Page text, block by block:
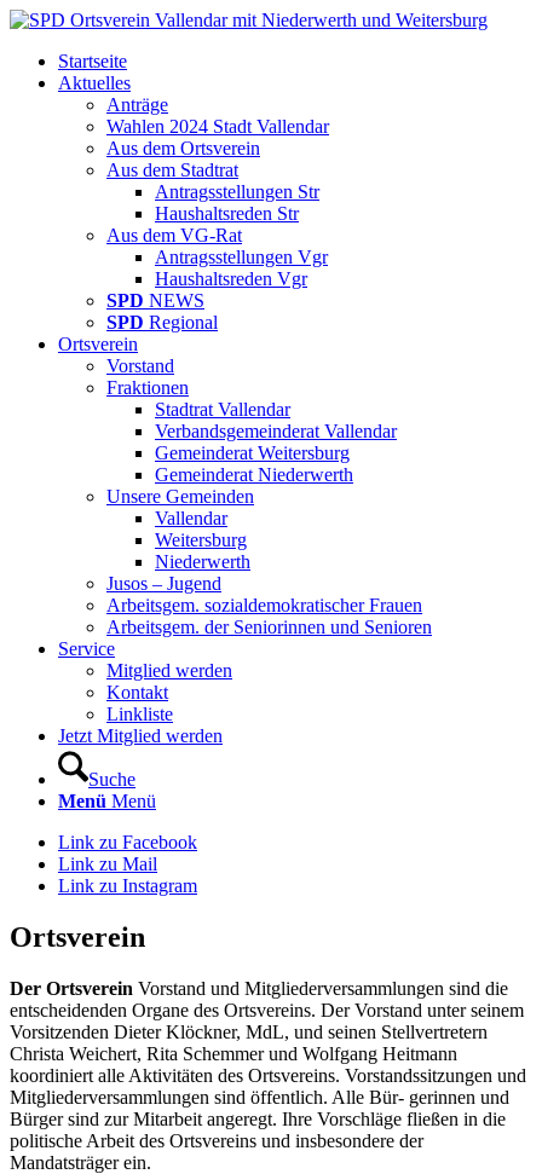
Startseite
Aktuelles
Anträge
Wahlen 2024 Stadt Vallendar
Aus dem Ortsverein
Aus dem Stadtrat
Antragsstellungen Str
Haushaltsreden Str
Aus dem VG-Rat
Antragsstellungen Vgr
Haushaltsreden Vgr
SPD NEWS
SPD Regional
Ortsverein
Vorstand
Fraktionen
Stadtrat Vallendar
Verbandsgemeinderat Vallendar
Gemeinderat Weitersburg
Gemeinderat Niederwerth
Unsere Gemeinden
Vallendar
Weitersburg
Niederwerth
Jusos – Jugend
Arbeitsgem. sozialdemokratischer Frauen
Arbeitsgem. der Seniorinnen und Senioren
Service
Mitglied werden
Kontakt
Linkliste
Jetzt Mitglied werden
Suche
Menü Menü
Link zu Facebook
Link zu Mail
Link zu Instagram
Ortsverein
Der Ortsverein Vorstand und Mitgliederversammlungen sind die
entscheidenden Organe des Ortsvereins. Der Vorstand unter seinem
Vorsitzenden Dieter Klöckner, MdL, und seinen Stellvertretern
Christa Weichert, Rita Schemmer und Wolfgang Heitmann
koordiniert alle Aktivitäten des Ortsvereins. Vorstandssitzungen und
Mitgliederversammlungen sind öffentlich. Alle Bür- gerinnen und
Bürger sind zur Mitarbeit angeregt. Ihre Vorschläge fließen in die
politische Arbeit des Ortsvereins und insbesondere der
Mandatsträger ein.